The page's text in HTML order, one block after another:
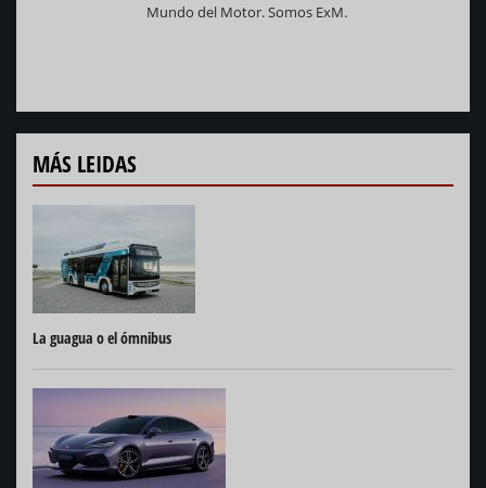
Mundo del Motor. Somos ExM.
MÁS LEIDAS
La guagua o el ómnibus